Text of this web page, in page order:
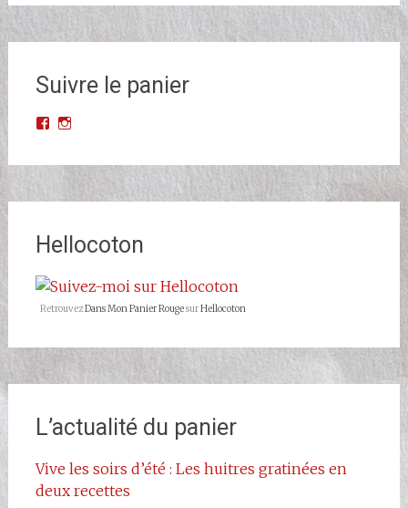
Suivre le panier
Voir
de
677523068993427/?
ref=br_rs
Facebook
Voir
de
dans_mon_panier_rouge
Hellocoton
RetrouvezDans Mon Panier RougesurHellocoton
L’actualité du panier
Vive les soirs d’été : Les huitres gratinées en
deux recettes